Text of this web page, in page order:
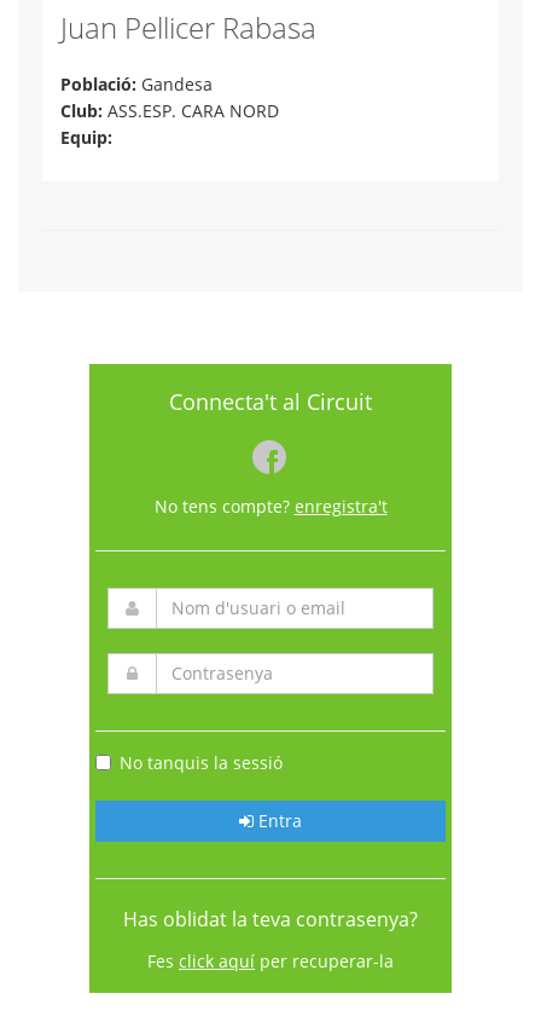
Juan Pellicer Rabasa
Població: Gandesa
Club: ASS.ESP. CARA NORD
Equip:
Connecta't al Circuit
No tens compte? enregistra't
No tanquis la sessió
Entra
Has oblidat la teva contrasenya?
Fes click aquí per recuperar-la